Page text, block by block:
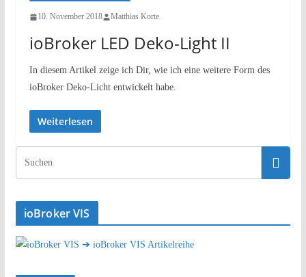
10. November 2018 Matthias Korte
ioBroker LED Deko-Light II
In diesem Artikel zeige ich Dir, wie ich eine weitere Form des
ioBroker Deko-Licht entwickelt habe.
Weiterlesen
ioBroker VIS
➔ ioBroker VIS Artikelreihe